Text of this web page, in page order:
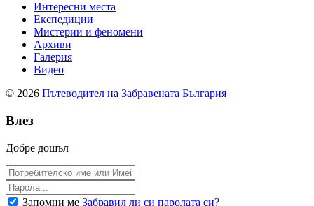
Интересни места
Експедиции
Мистерии и феномени
Архиви
Галерия
Видео
© 2026 Пътеводител на Забравената България
Влез
Добре дошъл
Запомни ме Забравил ли си паролата си?